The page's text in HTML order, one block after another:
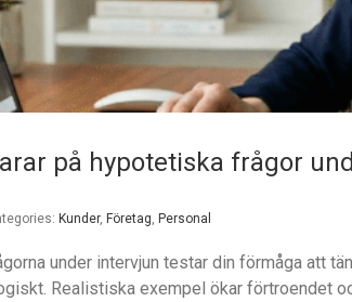
på hypotetiska frågor
Kunder, Företag, Personal
under intervjun testar din förmåga att
Realistiska exempel ökar förtroendet